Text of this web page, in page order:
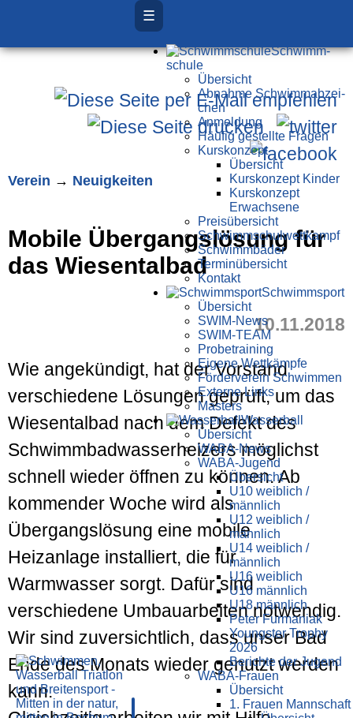
☰
Schwimm­
schule
Übersicht
Ab­nah­me Schwimm­ab­zei­
chen
Anmeldung
Häufig gestellte Fragen
Kurs­konzept
Übersicht
Kurskonzept Kinder
Kurskonzept
Erwachsene
Preis­über­sicht
Schwimm­schul­wett­kampf
Schwimm­bäder
Terminübersicht
Kontakt
Schwimm­sport
Übersicht
SWIM-News
SWIM-TEAM
Probe­training
Eigene Wettkämpfe
Förderverein Schwimmen
Externe Links
Masters
Wasser­ball
Übersicht
WABA-News
WABA-Jugend
Übersicht
U10 weiblich /
männlich
U12 weiblich /
männlich
U14 weiblich /
männlich
U16 weiblich
U16 männlich
U18 männlich
Peter Furmaniak
Youngster Trophy
2026
Berichte der Jugend
WABA-Frauen
Übersicht
1. Frauen Mannschaft
Verein → Neuigkeiten
Mobile Übergangslösung für
das Wiesentalbad
10.11.2018
Wie angekündigt, hat der Vorstand
verschiedene Lösungen geprüft, um das
Wiesentalbad nach dem Defekt des
Schwimmbadwasserheizers möglichst
schnell wieder öffnen zu können. Ab
kommender Woche wird als
Übergangslösung eine mobile
Heizanlage installiert, die für
Warmwasser sorgt. Dafür sind
verschiedene Umbauarbeiten notwendig.
Wir sind zuversichtlich, dass unser Bad
Ende des Monats wieder genutzt werden
kann.